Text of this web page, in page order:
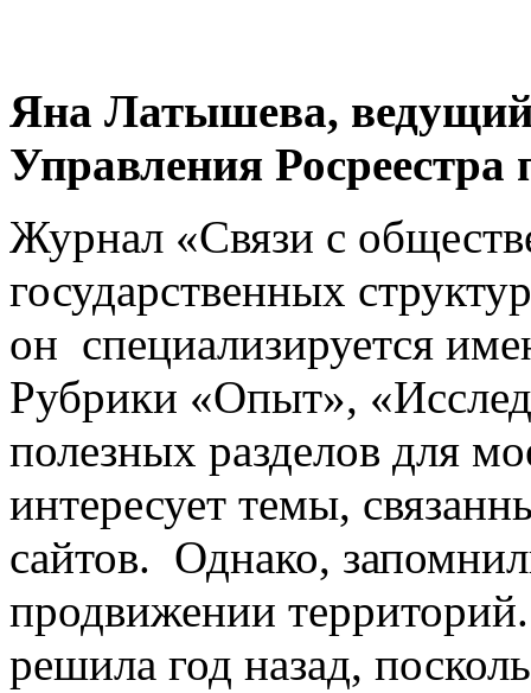
Яна Латышева, ведущий
Управления Росреестра
Журнал «Связи с
государственных
он специализируется
Рубрики «Опыт»,
полезных разделов для
интересует темы,
сайтов. Однако,
продвижении
решила год назад,